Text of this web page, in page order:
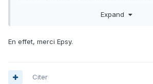
? Parce qu'on peut remonter loin
Expand
En effet, merci Epsy.
Citer